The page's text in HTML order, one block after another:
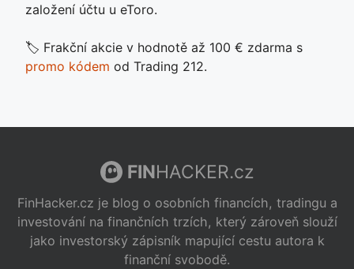
založení účtu u eToro.
🏷️ Frakční akcie v hodnotě až 100 € zdarma s
promo kódem od Trading 212.
FINHACKER.cz
FinHacker.cz je blog o osobních financích, tradingu a
investování na finančních trzích, který zároveň slouží
jako investorský zápisník mapující cestu autora k
finanční svobodě.